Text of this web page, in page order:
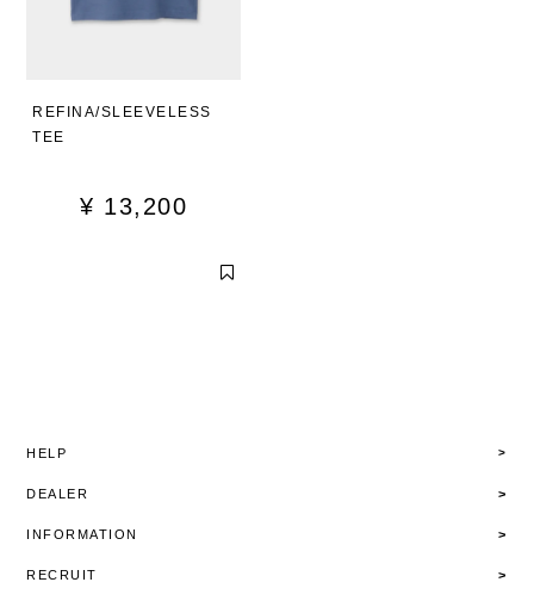
REFINA/SLEEVELESS
TEE
¥ 13,200
HELP
DEALER
INFORMATION
RECRUIT